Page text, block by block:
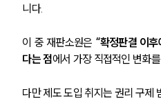
니다.
이 중 재판소원은 “확정판결 이
다는 점에서 가장 직접적인 변화
다만 제도 도입 취지는 권리 구제